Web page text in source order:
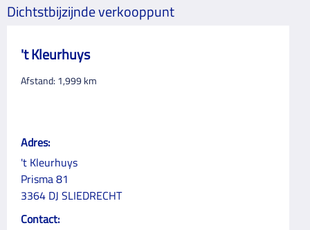
Dichtstbijzijnde verkooppunt
't Kleurhuys
Afstand: 1,999km
Adres:
't Kleurhuys
Prisma 81
3364 DJ SLIEDRECHT
Contact: